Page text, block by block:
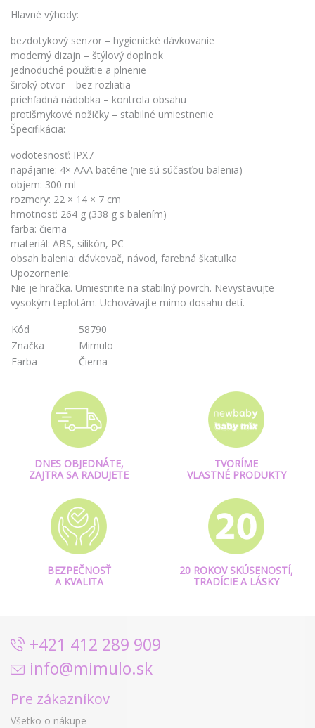
Hlavné výhody:
bezdotykový senzor – hygienické dávkovanie
moderný dizajn – štýlový doplnok
jednoduché použitie a plnenie
široký otvor – bez rozliatia
priehľadná nádobka – kontrola obsahu
protišmykové nožičky – stabilné umiestnenie
Špecifikácia:
vodotesnosť: IPX7
napájanie: 4× AAA batérie (nie sú súčasťou balenia)
objem: 300 ml
rozmery: 22 × 14 × 7 cm
hmotnosť: 264 g (338 g s balením)
farba: čierna
materiál: ABS, silikón, PC
obsah balenia: dávkovač, návod, farebná škatuľka
Upozornenie:
Nie je hračka. Umiestnite na stabilný povrch. Nevystavujte
vysokým teplotám. Uchovávajte mimo dosahu detí.
Kód
58790
Značka
Mimulo
Farba
Čierna
DNES OBJEDNÁTE,
ZAJTRA SA RADUJETE
TVORÍME
VLASTNÉ PRODUKTY
BEZPEČNOSŤ
A KVALITA
20 ROKOV SKÚSENOSTÍ,
TRADÍCIE A LÁSKY
+421 412 289 909
info@mimulo.sk
Pre zákazníkov
Všetko o nákupe